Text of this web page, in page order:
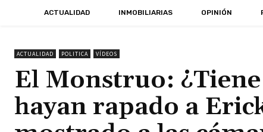
ACTUALIDAD INMOBILIARIAS OPINIÓN
ACTUALIDAD POLITICA VÍDEOS
El Monstruo:
hayan rapado a